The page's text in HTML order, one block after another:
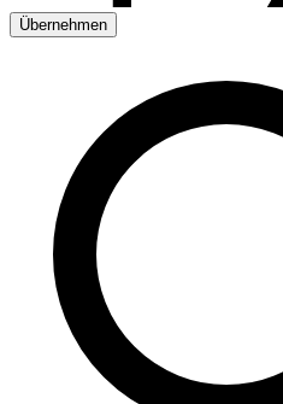
Übernehmen